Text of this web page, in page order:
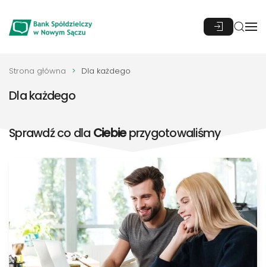
Przejdź do głównej treści
Strona główna Dla każdego
Dla każdego
Sprawdź co dla Ciebieprzygotowaliśmy